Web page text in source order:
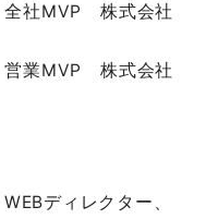
社MVP 株式会社
業MVP 株式会社
ディレクター、